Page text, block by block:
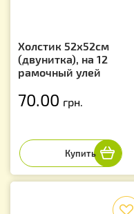
Холстик 52х52см
(двунитка), на 12
рамочный улей
70.00 грн.